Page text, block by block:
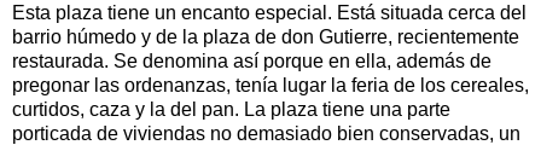
Esta plaza tiene un encanto especial. Está situada cerca del
barrio húmedo y de la plaza de don Gutierre, recientemente
restaurada. Se denomina así porque en ella, además de
pregonar las ordenanzas, tenía lugar la feria de los cereales,
curtidos, caza y la del pan. La plaza tiene una parte
porticada de viviendas no demasiado bien conservadas, un